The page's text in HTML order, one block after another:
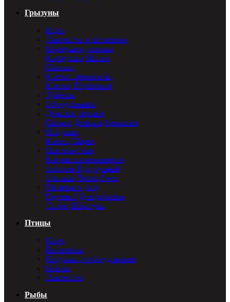
Грызуны
Корм
Лакомства и витамины
Кормушки, поилки
Кормушки Миски
Поилки
Клетки, переноски
Клетки Переноски
Туалеты
Оборудование
Домики, лежаки
Гамаки Домики Кроватки
Игрушки
Колеса Шары
Наполнители
Коврик из пенькового
волокна Кукурузный
Опилки Песок Сено
Гигиена и уход
Груминг Дезодоранты
Спреи Шампуни
Птицы
Корм
Витамины
Игрушки и оборудование
Клетки
Лакомства
Рыбы